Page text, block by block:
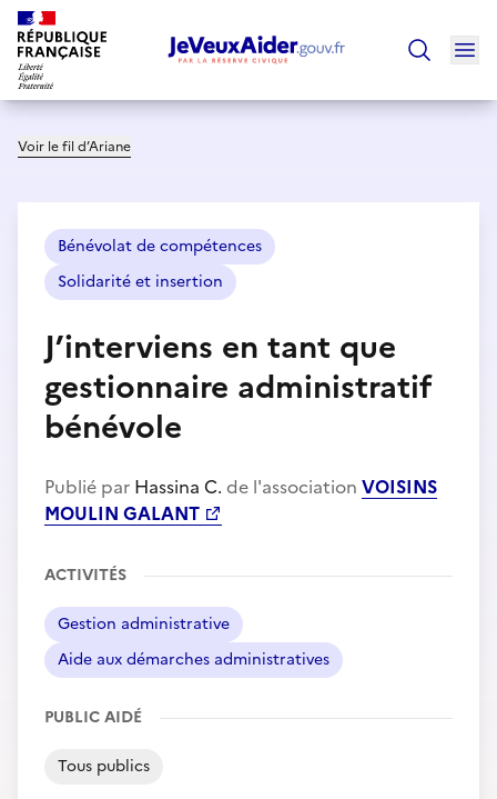
Voir le fil d’Ariane
Bénévolat de compétences
Solidarité et insertion
J’interviens en tant que
gestionnaire administratif
bénévole
Publié par Hassina C. de l'association VOISINS
MOULIN GALANT
ACTIVITÉS
Gestion administrative
Aide aux démarches administratives
PUBLIC AIDÉ
Tous publics